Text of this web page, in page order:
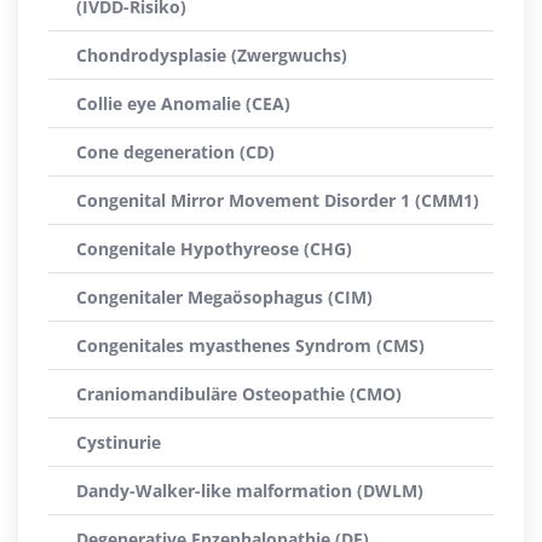
(IVDD-Risiko)
Chondrodysplasie (Zwergwuchs)
Collie eye Anomalie (CEA)
Cone degeneration (CD)
Congenital Mirror Movement Disorder 1 (CMM1)
Congenitale Hypothyreose (CHG)
Congenitaler Megaösophagus (CIM)
Congenitales myasthenes Syndrom (CMS)
Craniomandibuläre Osteopathie (CMO)
Cystinurie
Dandy-Walker-like malformation (DWLM)